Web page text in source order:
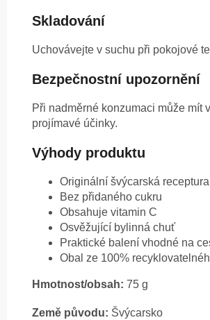
Skladování
Uchovávejte v suchu při pokojové
Bezpečnostní upozornění
Při nadměrné konzumaci může mít
projímavé účinky.
Výhody produktu
Originální švýcarská
Bez přidaného cukru
Obsahuje vitamin C
Osvěžující bylinná chuť
Praktické balení vhodné na
Obal ze 100%
Hmotnost/obsah: 75 g
Země původu: Švýcarsko